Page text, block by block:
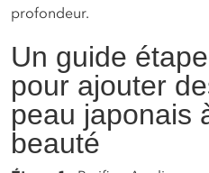
profondeur.
Un guide
pour ajouter
peau japonais
beauté